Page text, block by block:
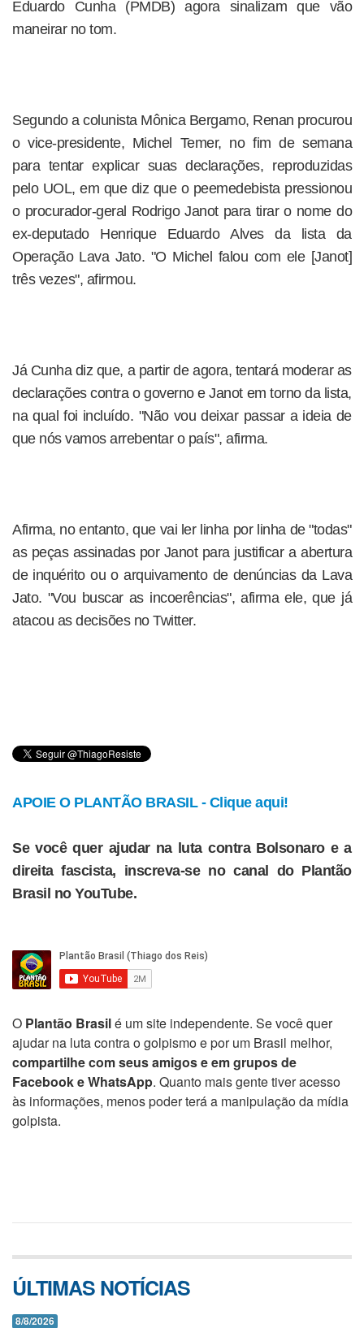
Eduardo Cunha (PMDB) agora sinalizam que vão
maneirar no tom.
Segundo a colunista Mônica Bergamo, Renan procurou
o vice-presidente, Michel Temer, no fim de semana
para tentar explicar suas declarações, reproduzidas
pelo UOL, em que diz que o peemedebista pressionou
o procurador-geral Rodrigo Janot para tirar o nome do
ex-deputado Henrique Eduardo Alves da lista da
Operação Lava Jato. "O Michel falou com ele [Janot]
três vezes", afirmou.
Já Cunha diz que, a partir de agora, tentará moderar as
declarações contra o governo e Janot em torno da lista,
na qual foi incluído. "Não vou deixar passar a ideia de
que nós vamos arrebentar o país", afirma.
Afirma, no entanto, que vai ler linha por linha de "todas"
as peças assinadas por Janot para justificar a abertura
de inquérito ou o arquivamento de denúncias da Lava
Jato. "Vou buscar as incoerências", afirma ele, que já
atacou as decisões no Twitter.
APOIE O PLANTÃO BRASIL - Clique aqui!
Se você quer ajudar na luta contra Bolsonaro e a
direita fascista, inscreva-se no canal do Plantão
Brasil no YouTube.
O Plantão Brasilé um site independente. Se você quer
ajudar na luta contra o golpismo e por um Brasil melhor,
compartilhe com seus amigos e em grupos de
Facebook e WhatsApp. Quanto mais gente tiver acesso
às informações, menos poder terá a manipulação da mídia
golpista.
ÚLTIMAS NOTÍCIAS
8/8/2026